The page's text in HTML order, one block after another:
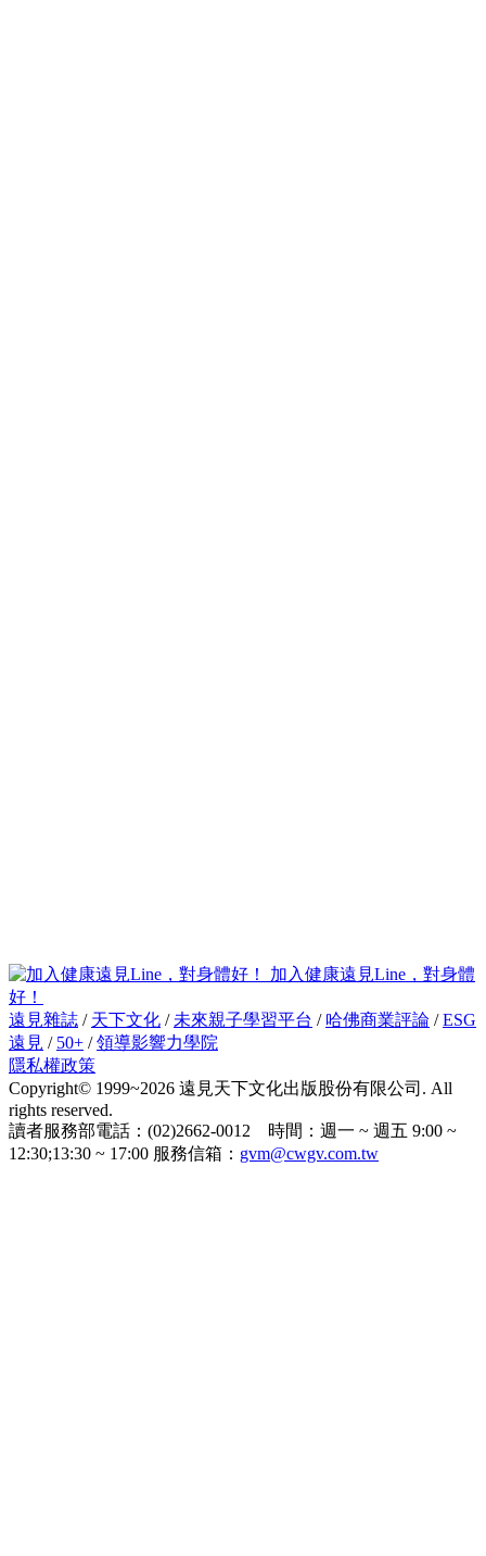
加入健康遠見Line，對身體
好！
遠見雜誌 / 天下文化 / 未來親子學習平台 / 哈佛商業評論 /ESG
遠見 / 50+ /領導影響力學院
隱私權政策
Copyright© 1999~2026 遠見天下文化出版股份有限公司. All
rights reserved.
讀者服務部電話：(02)2662-0012 時間：週一 ~ 週五 9:00 ~
12:30;13:30 ~ 17:00 服務信箱： gvm@cwgv.com.tw